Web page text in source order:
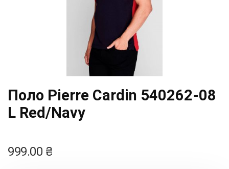
Поло Pierre Cardin 540262-08
L Red/Navy
999.00 ₴